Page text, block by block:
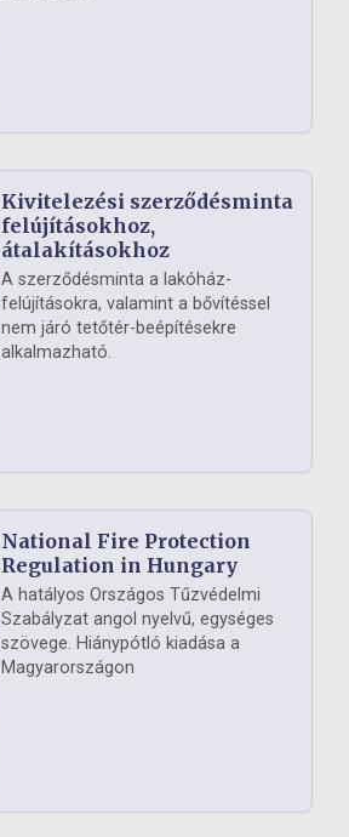
Kivitelezési szerződésminta
felújításokhoz,
átalakításokhoz
A szerződésminta a lakóház-
felújításokra, valamint a bővítéssel
nem járó tetőtér-beépítésekre
alkalmazható.
National Fire Protection
Regulation in Hungary
A hatályos Országos Tűzvédelmi
Szabályzat angol nyelvű, egységes
szövege. Hiánypótló kiadása a
Magyarországon